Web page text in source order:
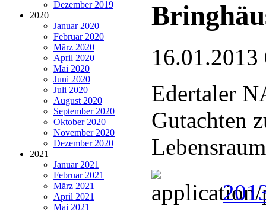
Dezember 2019
2020
Januar 2020
Februar 2020
März 2020
April 2020
Mai 2020
Juni 2020
Juli 2020
August 2020
September 2020
Oktober 2020
November 2020
Dezember 2020
2021
Januar 2021
Februar 2021
März 2021
April 2021
Mai 2021
16.01.2013
Edertaler
Gutachten